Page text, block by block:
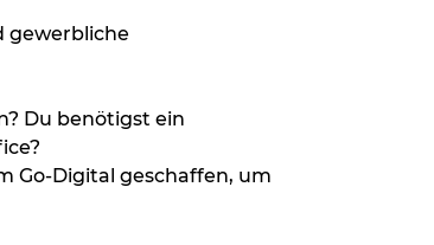
gewerbliche
Du benötigst ein
Go-Digital geschaffen, um